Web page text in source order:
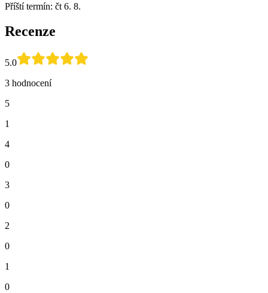
Příští termín: čt 6. 8.
Recenze
5.0
3 hodnocení
5
1
4
0
3
0
2
0
1
0